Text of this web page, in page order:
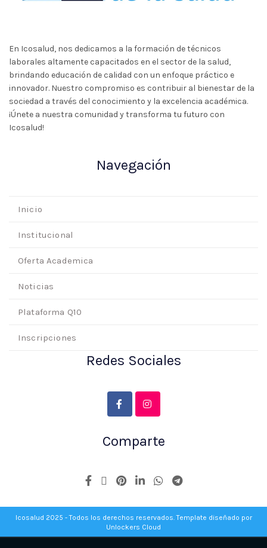
En Icosalud, nos dedicamos a la formación de técnicos
laborales altamente capacitados en el sector de la salud,
brindando educación de calidad con un enfoque práctico e
innovador. Nuestro compromiso es contribuir al bienestar de la
sociedad a través del conocimiento y la excelencia académica.
¡Únete a nuestra comunidad y transforma tu futuro con
Icosalud!
Navegación
Inicio
Institucional
Oferta Academica
Noticias
Plataforma Q10
Inscripciones
Redes Sociales
Comparte
Icosalud 2025 - Todos los derechos reservados. Template diseñado por
Unlockers Cloud